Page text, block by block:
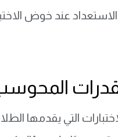
عند خوض
التي يقدمها